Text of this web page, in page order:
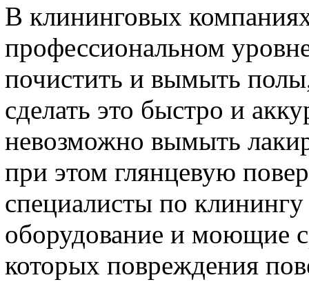
В клининговых
профессиональном
почистить и вымыть
сделать это быстро и
невозможно вымыть
при этом глянцевую
специалисты по
оборудование и моющие
которых повреждения